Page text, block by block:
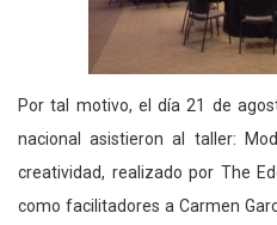
Por tal motivo, el día 21 de
nacional asistieron al taller:
creatividad, realizado por The
como facilitadores a Carmen